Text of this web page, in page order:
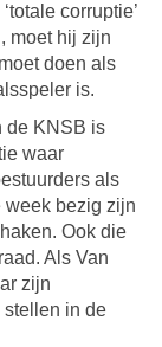
corruptie’
moet hij zijn
doen als
is.
de KNSB is
waar
als
week bezig zijn
Ook die
Als Van
zijn
stellen in de